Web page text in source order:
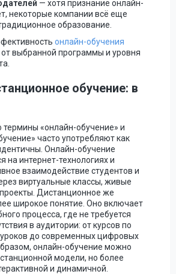
— хотя признание онлайн-
некоторые компании всё еще
образование.
онлайн-обучения
выбранной программы и уровня
обучение: в
термины «онлайн-обучение» и
часто употребляют как
Онлайн-обучение
на интернет-технологиях и
взаимодействие студентов и
виртуальные классы, живые
Дистанционное же
широкое понятие. Оно включает
процесса, где не требуется
в аудитории: от курсов по
до современных цифровых
онлайн-обучение можно
модели, но более
и динамичной.